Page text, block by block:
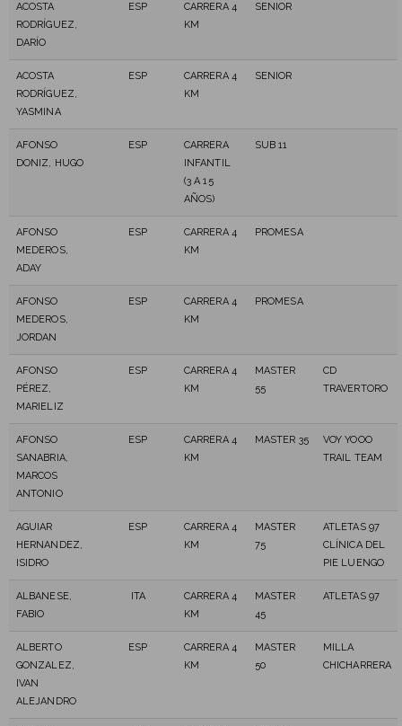
ACOSTA
RODRÍGUEZ,
DARÍO
ESP
CARRERA 4
KM
SENIOR
ACOSTA
RODRÍGUEZ,
YASMINA
ESP
CARRERA 4
KM
SENIOR
AFONSO
DONIZ, HUGO
ESP
CARRERA
INFANTIL
(3 A 15
AÑOS)
SUB 11
AFONSO
MEDEROS,
ADAY
ESP
CARRERA 4
KM
PROMESA
AFONSO
MEDEROS,
JORDAN
ESP
CARRERA 4
KM
PROMESA
AFONSO
PÉREZ,
MARIELIZ
ESP
CARRERA 4
KM
MASTER
55
CD
TRAVERTORO
AFONSO
SANABRIA,
MARCOS
ANTONIO
ESP
CARRERA 4
KM
MASTER 35
VOY YOOO
TRAIL TEAM
AGUIAR
HERNANDEZ,
ISIDRO
ESP
CARRERA 4
KM
MASTER
75
ATLETAS 97
CLÍNICA DEL
PIE LUENGO
ALBANESE,
FABIO
ITA
CARRERA 4
KM
MASTER
45
ATLETAS 97
ALBERTO
GONZALEZ,
IVAN
ALEJANDRO
ESP
CARRERA 4
KM
MASTER
50
MILLA
CHICHARRERA